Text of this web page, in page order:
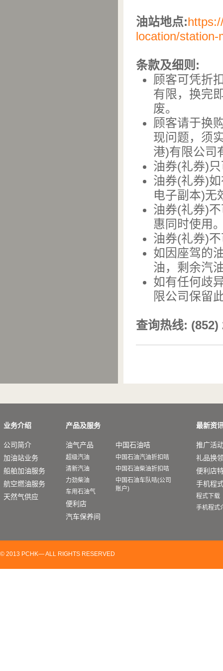
油站地点:
location/
条款及细则:
顾客可凭折
有限，换完
废。
顾客请于换
现问题，须
港)有限公司
油券(礼券)
油券(礼券)
电子副本)无
油券(礼券)
惠同时使用
油券(礼券)
如因座驾的
油，剩余汽
如有任何歧
限公司保留
查询热线: (852)
业务介绍
公司简介
加油站业务
船舶加油服务
航空燃油服务
天然气供应
产品及服务
油气产品
超级汽油
清新汽油
力劲柴油
车用石油气
便利店
汽车保养间
中国石油咭
中国石油汽油折扣咭
中国石油柴油折扣咭
中国石油车队咭(公司
账户)
最新资
推广活
礼品换
便利店
手机程
程式下载
手机程式
© 2013 PCHK— ALL RIGHTS RESERVED